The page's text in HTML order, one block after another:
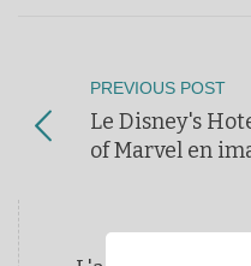
PREVIOUS POST
Le Disney's
of Marvel en